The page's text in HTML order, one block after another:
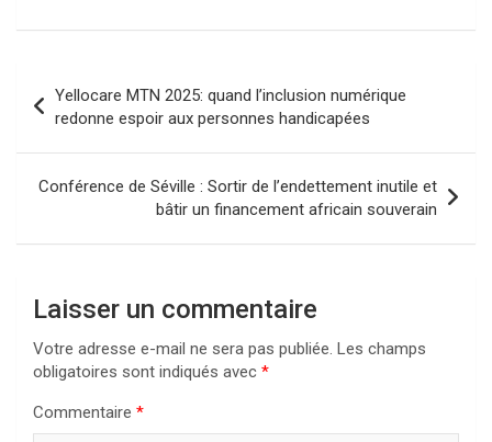
de
l’article
Yellocare MTN 2025: quand l’inclusion numérique
redonne espoir aux personnes handicapées
Conférence de Séville : Sortir de l’endettement inutile et
bâtir un financement africain souverain
Laisser un commentaire
Votre adresse e-mail ne sera pas publiée. Les champs
obligatoires sont indiqués avec *
Commentaire *